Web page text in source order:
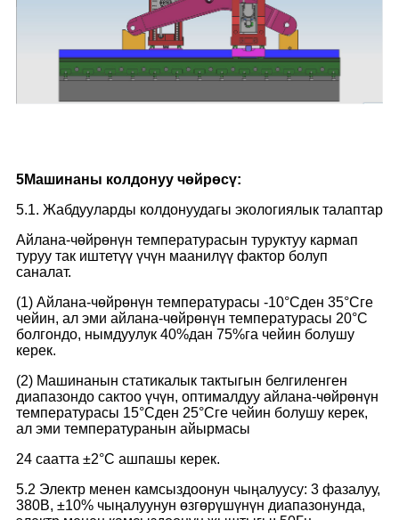
5Машинаны колдонуу чөйрөсү:
5.1. Жабдууларды колдонуудагы экологиялык талаптар
Айлана-чөйрөнүн температурасын туруктуу кармап
туруу так иштетүү үчүн маанилүү фактор болуп
саналат.
(1) Айлана-чөйрөнүн температурасы -10°Cден 35°Cге
чейин, ал эми айлана-чөйрөнүн температурасы 20°C
болгондо, нымдуулук 40%дан 75%га чейин болушу
керек.
(2) Машинанын статикалык тактыгын белгиленген
диапазондо сактоо үчүн, оптималдуу айлана-чөйрөнүн
температурасы 15°Cден 25°Cге чейин болушу керек,
ал эми температуранын айырмасы
24 саатта ±2°C ашпашы керек.
5.2 Электр менен камсыздоонун чыңалуусу: 3 фазалуу,
380В, ±10% чыңалуунун өзгөрүшүнүн диапазонунда,